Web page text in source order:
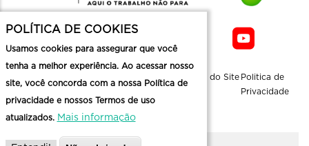
Mapa do Site Politica de
Privacidade
POLÍTICA DE COOKIES
Usamos cookies para assegurar que você
tenha a melhor experiência. Ao acessar nosso
site, você concorda com a nossa Política de
privacidade e nossos Termos de uso
atualizados. Mais informação